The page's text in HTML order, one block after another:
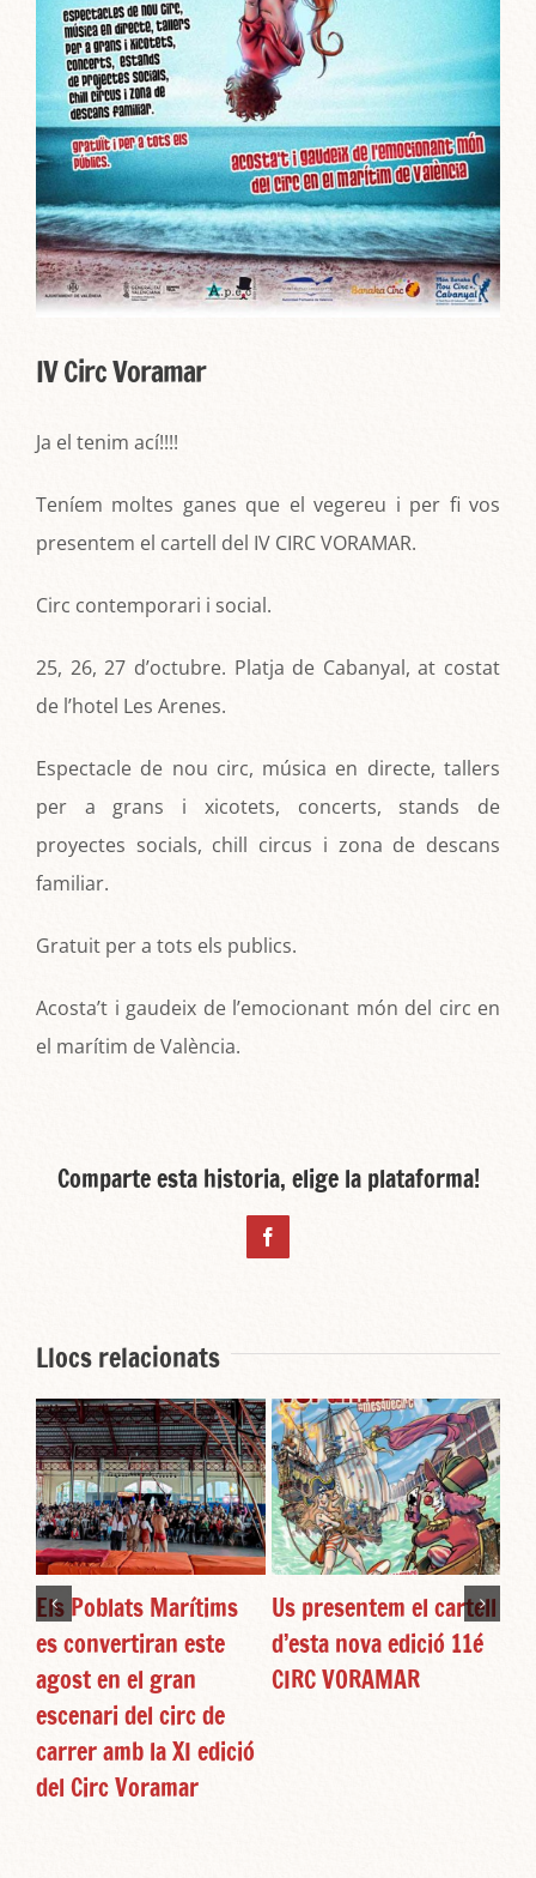
IV Circ Voramar
Ja el tenim ací!!!!
Teníem moltes ganes que el vegereu i per fi vos
presentem el cartell del IV CIRC VORAMAR.
Circ contemporari i social.
25, 26, 27 d’octubre. Platja de Cabanyal, at costat
de l’hotel Les Arenes.
Espectacle de nou circ, música en directe, tallers
per a grans i xicotets, concerts, stands de
proyectes socials, chill circus i zona de descans
familiar.
Gratuit per a tots els publics.
Acosta’t i gaudeix de l’emocionant món del circ en
el marítim de València.
Comparte esta historia, elige la plataforma!
Facebook
Llocs relacionats
Els Poblats Marítims
es convertiran este
agost en el gran
escenari del circ de
carrer amb la XI edició
del Circ Voramar
Us presentem el cartell
d’esta nova edició 11é
CIRC VORAMAR